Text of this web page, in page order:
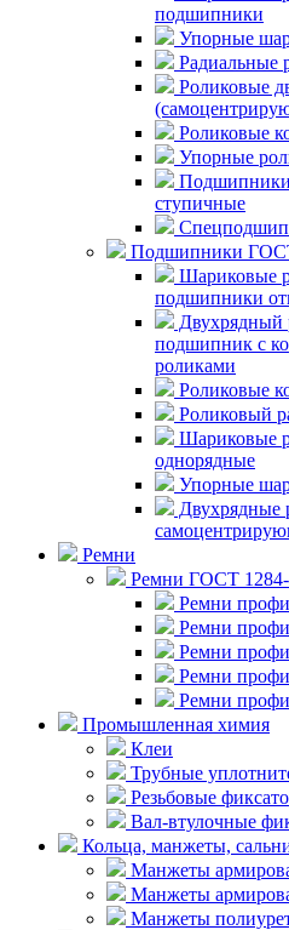
подшипники
Упорные
Радиальные
Роликовые
Роликовые
Упорные
Подшипники
ступичные
Подшипники
Шариковые
подшипники
Двухрядный
подшипник с
роликами
Роликовые
Роликовый
Шариковые
однорядные
Упорные
Двухрядные
Ремни
Ремни ГОСТ
Ремни
Ремни
Ремни
Ремни
Ремни
Промышленная химия
Клеи
Трубные
Резьбовые
Вал-втулочные
Кольца, манжеты,
Манжеты
Манжеты
Манжеты